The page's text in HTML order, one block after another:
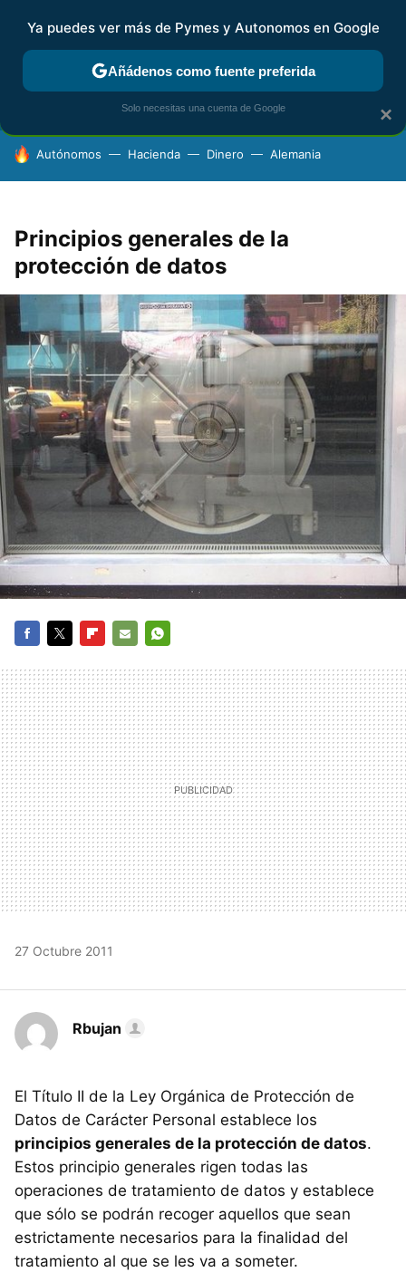
FISCALIDAD Y CONTABILIDAD KIT DIGITAL RENTA
HOY SE HABLA DE
Autónomos Hacienda Dinero Alemania
Principios generales de la
protección de datos
MAIL
27 Octubre 2011
Rbujan
El Título II de la Ley Orgánica de Protección de
Datos de Carácter Personal establece los
principios generales de la protección de datos.
Estos principio generales rigen todas las
operaciones de tratamiento de datos y establece
que sólo se podrán recoger aquellos que sean
estrictamente necesarios para la finalidad del
tratamiento al que se les va a someter.
×
Ya puedes ver más de Pymes y Autonomos en Google
Añádenos como fuente preferida
Solo necesitas una cuenta de Google